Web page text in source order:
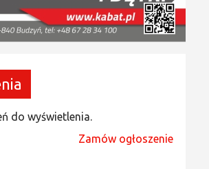
do wyświetlenia.
Zamów ogłoszenie